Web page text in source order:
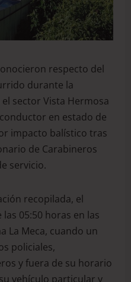
respecto del
durante la
sector Vista Hermosa
en estado de
impacto balístico tras
de Carabineros
servicio.
recopilada, el
05:50 horas en las
La Meca, cuando un
policiales,
y fuera de su horario
vehículo particular y